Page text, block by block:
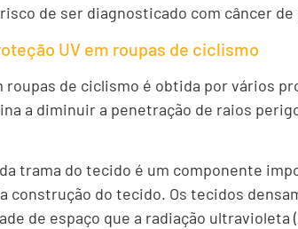
de ser diagnosticado com câncer de
UV em roupas de ciclismo
roupas de ciclismo é obtida por vários
a diminuir a penetração de raios
trama do tecido é um componente
construção do tecido. Os tecidos
de espaço que a radiação ultravioleta